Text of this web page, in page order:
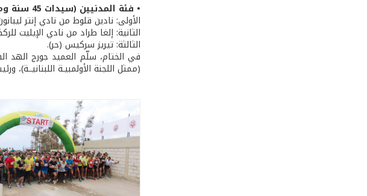
• فئة المدنيين (سيدات 45 سنة وما فوق):
الأولى: نادين قلوط من نادي إنتر
الثانية: إلغا طراد من نادي الإيليت
الثالثة: تيريز سركيس (حر).
في الختام، سلّم العميد جورج الهد
(ممثل اللجنة الأولمبيـة اللبنانيــة)،